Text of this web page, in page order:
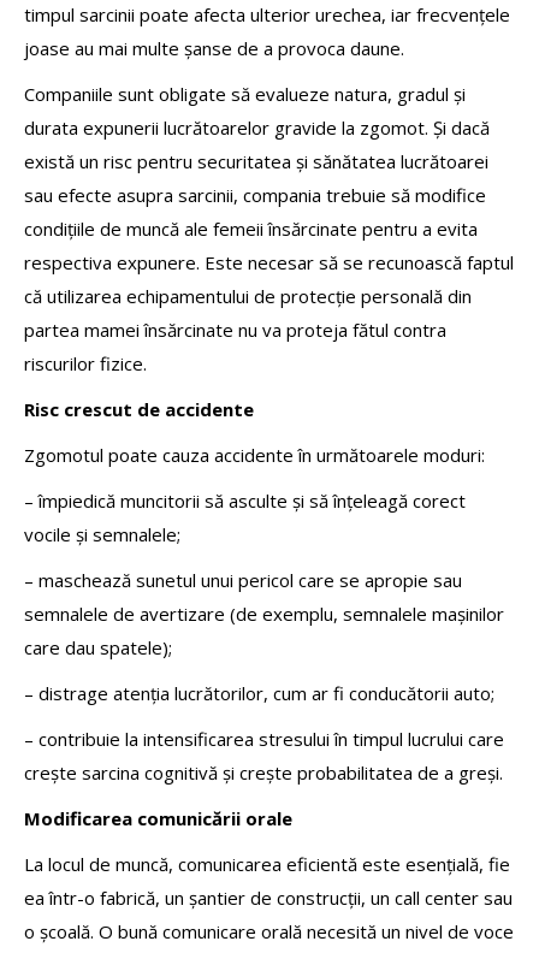
timpul sarcinii poate afecta ulterior urechea, iar frecvențele
joase au mai multe șanse de a provoca daune.
Companiile sunt obligate să evalueze natura, gradul și
durata expunerii lucrătoarelor gravide la zgomot. Și dacă
există un risc pentru securitatea și sănătatea lucrătoarei
sau efecte asupra sarcinii, compania trebuie să modifice
condițiile de muncă ale femeii însărcinate pentru a evita
respectiva expunere. Este necesar să se recunoască faptul
că utilizarea echipamentului de protecție personală din
partea mamei însărcinate nu va proteja fătul contra
riscurilor fizice.
Risc crescut de accidente
Zgomotul poate cauza accidente în următoarele moduri:
– împiedică muncitorii să asculte și să înțeleagă corect
vocile și semnalele;
– maschează sunetul unui pericol care se apropie sau
semnalele de avertizare (de exemplu, semnalele mașinilor
care dau spatele);
– distrage atenția lucrătorilor, cum ar fi conducătorii auto;
– contribuie la intensificarea stresului în timpul lucrului care
crește sarcina cognitivă și crește probabilitatea de a greși.
Modificarea comunicării orale
La locul de muncă, comunicarea eficientă este esențială, fie
ea într-o fabrică, un șantier de construcții, un call center sau
o școală. O bună comunicare orală necesită un nivel de voce